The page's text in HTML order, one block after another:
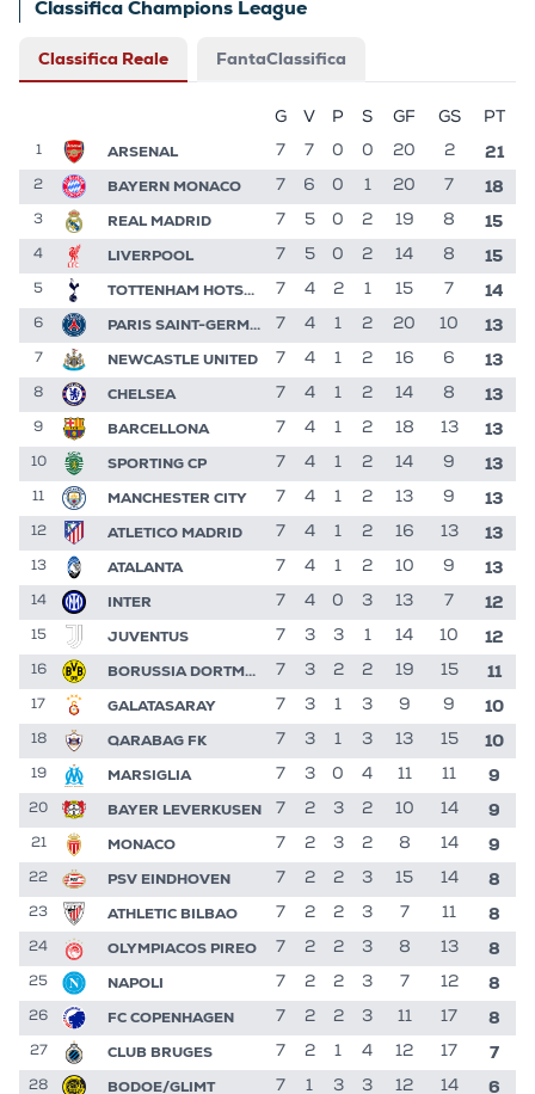
Classifica Champions League
Classifica Reale FantaClassifica
G V P S GF GS PT
1 ARSENAL 7 7 0 0 20 2 21
2 BAYERN MONACO 7 6 0 1 20 7 18
3 REAL MADRID 7 5 0 2 19 8 15
4 LIVERPOOL 7 5 0 2 14 8 15
5 TOTTENHAM HOTSPUR 7 4 2 1 15 7 14
6 PARIS SAINT-GERMAIN 7 4 1 2 20 10 13
7 NEWCASTLE UNITED 7 4 1 2 16 6 13
8 CHELSEA 7 4 1 2 14 8 13
9 BARCELLONA 7 4 1 2 18 13 13
10 SPORTING CP 7 4 1 2 14 9 13
11 MANCHESTER CITY 7 4 1 2 13 9 13
12 ATLETICO MADRID 7 4 1 2 16 13 13
13 ATALANTA 7 4 1 2 10 9 13
14 INTER 7 4 0 3 13 7 12
15 JUVENTUS 7 3 3 1 14 10 12
16 BORUSSIA DORTMUND 7 3 2 2 19 15 11
17 GALATASARAY 7 3 1 3 9 9 10
18 QARABAG FK 7 3 1 3 13 15 10
19 MARSIGLIA 7 3 0 4 11 11 9
20 BAYER LEVERKUSEN 7 2 3 2 10 14 9
21 MONACO 7 2 3 2 8 14 9
22 PSV EINDHOVEN 7 2 2 3 15 14 8
23 ATHLETIC BILBAO 7 2 2 3 7 11 8
24 OLYMPIACOS PIREO 7 2 2 3 8 13 8
25 NAPOLI 7 2 2 3 7 12 8
26 FC COPENHAGEN 7 2 2 3 11 17 8
27 CLUB BRUGES 7 2 1 4 12 17 7
28 BODOE/GLIMT 7 1 3 3 12 14 6